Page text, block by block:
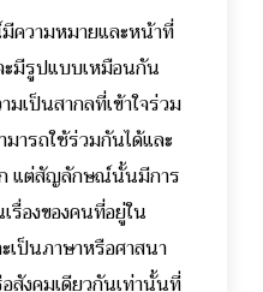
ความหมายและหน้าที่
ะมีรูปแบบเหมือนกัน
มเป็นสากลที่เข้าใจร่วม
ารถใช้ร่วมกันได้และ
ก แต่สัญลักษณ์นั้นมีการ
รื่องของคนที่อยู่ใน
เป็นภาษาหรือศาสนา
สังคมเดียวกันเท่านั้นที่